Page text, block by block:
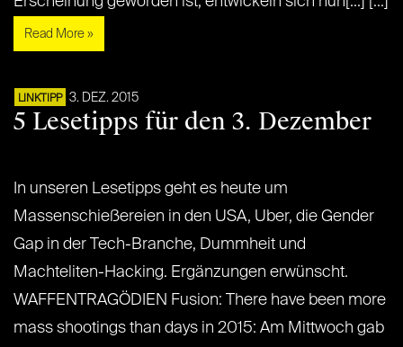
Read More »
LINKTIPP 3. DEZ. 2015
5 Lesetipps für den 3. Dezember
In unseren Lesetipps geht es heute um
Massenschießereien in den USA, Uber, die Gender
Gap in der Tech-Branche, Dummheit und
Machteliten-Hacking. Ergänzungen erwünscht.
WAFFENTRAGÖDIEN Fusion: There have been more
mass shootings than days in 2015: Am Mittwoch gab